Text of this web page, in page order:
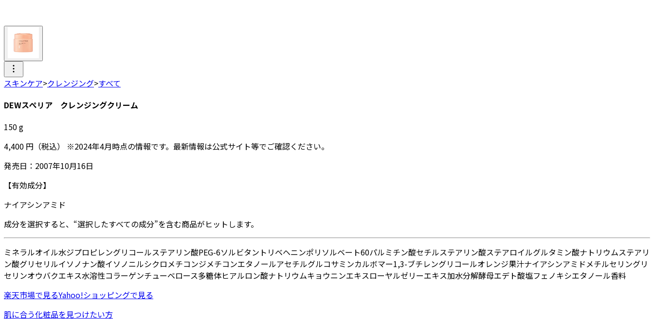
スキンケア>クレンジング>すべて
DEWスぺリア クレンジングクリーム
150g
4,400 円 （税込） ※2024年4月時点の情報です。最新情報は公式サイト等でご確認ください。
発売日： 2007年10月16日
【有効成分】
ナイアシンアミド
成分を選択すると、“選択したすべての成分”を含む商品がヒットします。
ミネラルオイル水ジプロピレングリコールステアリン酸PEG-6ソルビタン トリベヘニンポリソルベート60パルミチン酸セチルステアリン酸ステアロイルグルタミン酸ナトリウムステアリ
ン酸グリセリルイソノナン酸イソノニルシクロメチコンジメチコンエタノールアセチルグルコサミンカルボマー1,3-ブチレングリコールオレンジ果汁ナイアシンアミドメチルセリングリ
セリンオウバクエキス水溶性コラーゲンチューベロース多糖体ヒアルロン酸ナトリウムキョウニンエキスローヤルゼリーエキス加水分解酵母エデト酸塩フェノキシエタノール香料
楽天市場で見るYahoo!ショッピングで見る
肌に合う化粧品を見つけたい方